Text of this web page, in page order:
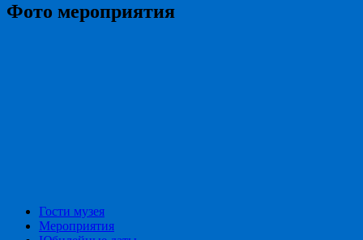
Фото мероприятия
Гости музея
Мероприятия